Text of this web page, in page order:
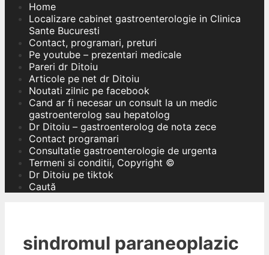
Home
Localizare cabinet gastroenterologie in Clinica
Sante Bucuresti
Contact, programari, preturi
Pe youtube – prezentari medicale
Pareri dr Ditoiu
Articole pe net dr Ditoiu
Noutati zilnic pe facebook
Cand ar fi necesar un consult la un medic
gastroenterolog sau hepatolog
Dr Ditoiu – gastroenterolog de nota zece
Contact programari
Consultatie gastroenterologie de urgenta
Termeni si conditii, Copyright ©
Dr Ditoiu pe tiktok
Caută
sindromul paraneoplazic